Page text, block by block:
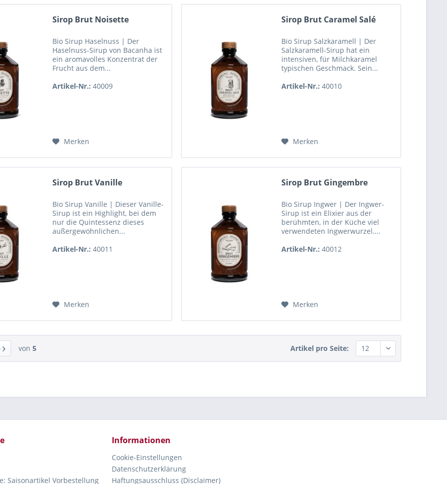
Sirop Brut Noisette
Bio Sirup Haselnuss | Der
Haselnuss-Sirup von Bacanha ist
ein aromavolles Konzentrat der
Frucht aus dem...
Artikel-Nr.: 40009
Merken
Sirop Brut Caramel Salé
Bio Sirup Salzkaramell | Der
Salzkaramell-Sirup hat ein
intensiven, für Milchkaramel
typischen Geschmack. Sein...
Artikel-Nr.: 40010
Merken
Sirop Brut Vanille
Bio Sirup Vanille | Dieser Vanille-
Sirup ist ein Highlight, bei dem
nur die Quintessenz dieses
außergewöhnlichen...
Artikel-Nr.: 40011
Merken
Sirop Brut Gingembre
Bio Sirup Ingwer | Der Ingwer-
Sirup ist ein Elixier aus der
berühmten, in der Küche viel
verwendeten Ingwerwurzel....
Artikel-Nr.: 40012
Merken
von 5 Artikel pro Seite:
Saisonartikel Vorbestellung
Informationen
Cookie-Einstellungen
Datenschutzerklärung
Haftungsausschluss (Disclaimer)